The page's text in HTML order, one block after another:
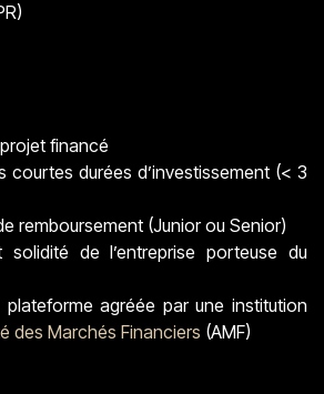
financé
courtes durées d’investissement (< 3
remboursement (Junior ou Senior)
solidité de l’entreprise porteuse du
plateforme agréée par une institution
des Marchés Financiers (AMF)